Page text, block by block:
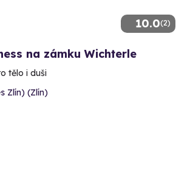
10.0(2)
na zámku Wichterle
tělo i duši
Zlín) (Zlín)